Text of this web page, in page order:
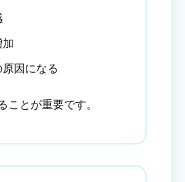
加
原因になる
ことが重要です。